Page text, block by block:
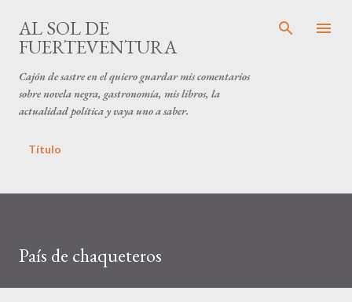
AL SOL DE
FUERTEVENTURA
Cajón de sastre en el quiero guardar mis comentarios
sobre novela negra, gastronomía, mis libros, la
actualidad política y vaya uno a saber.
Título
País de chaqueteros